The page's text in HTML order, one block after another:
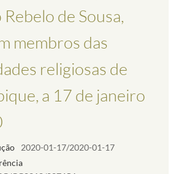
de Sousa,
membros das
religiosas de
a 17 de janeiro
2020-01-17/2020-01-17